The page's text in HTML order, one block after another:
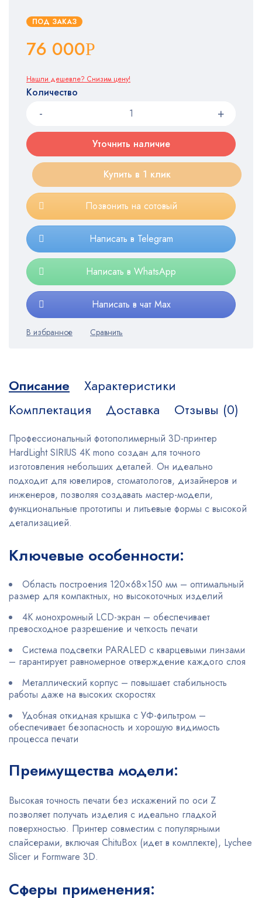
ПОД ЗАКАЗ
76 000Р
Нашли дешевле? Снизим цену!
Количество
Уточнить наличие
Купить в 1 клик
Позвонить на сотовый
Написать в Telegram
Написать в WhatsApp
Написать в чат Max
Описание
Характеристики
Комплектация
Доставка Отзывы (0)
Профессиональный фотополимерный 3D-принтер
HardLight SIRIUS 4K mono создан для точного
изготовления небольших деталей. Он идеально
подходит для ювелиров, стоматологов, дизайнеров и
инженеров, позволяя создавать мастер-модели,
функциональные прототипы и литьевые формы с высокой
детализацией.
Ключевые особенности:
Область построения 120×68×150 мм – оптимальный
размер для компактных, но высокоточных изделий
4К монохромный LCD-экран – обеспечивает
превосходное разрешение и четкость печати
Система подсветки PARALED с кварцевыми линзами
– гарантирует равномерное отверждение каждого слоя
Металлический корпус – повышает стабильность
работы даже на высоких скоростях
Удобная откидная крышка с УФ-фильтром –
обеспечивает безопасность и хорошую видимость
процесса печати
Преимущества модели:
Высокая точность печати без искажений по оси Z
позволяет получать изделия с идеально гладкой
поверхностью. Принтер совместим с популярными
слайсерами, включая ChituBox (идет в комплекте), Lychee
Slicer и Formware 3D.
Сферы применения: